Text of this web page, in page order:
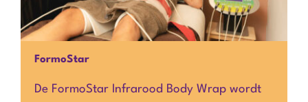
FormoStar
De FormoStar Infrarood Body Wrap wordt